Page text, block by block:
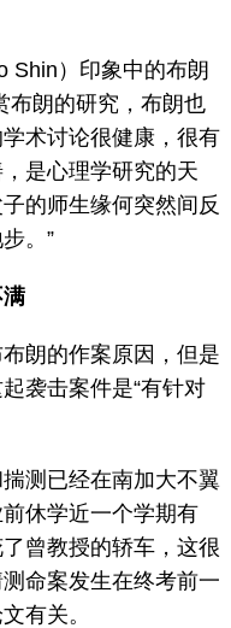
）印象中的布朗
布朗的研究，布朗也
术讨论很健康，很有
是心理学研究的天
的师生缘何突然间反
。”
朗的作案原因，但是
袭击案件是“有针对
测已经在南加大不翼
休学近一个学期有
曾教授的轿车，这很
命案发生在终考前一
有关。